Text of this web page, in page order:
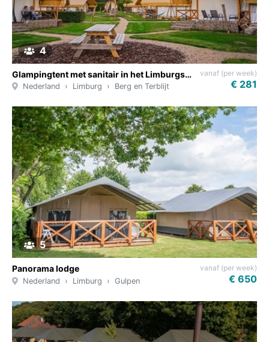
4
Glampingtent met sanitair in het Limburgse heuvellandschap
Nederland Limburg Berg en Terblijt
vanaf (per week)
€ 281
5
Panorama lodge
Nederland Limburg Gulpen
vanaf (per week)
€ 650